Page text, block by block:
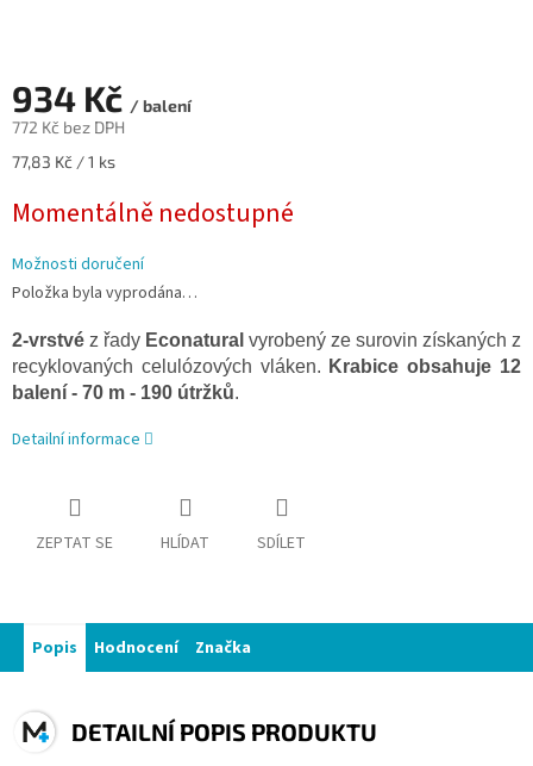
934 Kč / balení
772 Kč bez DPH
Měrná
77,83 Kč / 1 ks
Momentálně nedostupné
Možnosti doručení
Položka byla vyprodána…
2-vrstvé z řady Econatural vyrobený ze surovin získaných z
recyklovaných celulózových vláken. Krabice obsahuje 12
balení - 70 m - 190 útržků.
Detailní informace
ZEPTAT SE HLÍDAT SDÍLET
Popis Hodnocení Značka
DETAILNÍ POPIS PRODUKTU